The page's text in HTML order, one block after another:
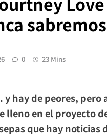
0 23 Mins
hay de peores, pero
en el proyecto
que hay